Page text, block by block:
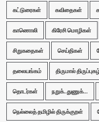
கட்டுரைகள் கவிதைகள்
காணொலி கிரேசி மொழிகள்
சிறுகதைகள் செய்திகள்
தலையங்கம் திருமால்
தொடர்கள் நறுக்..துணுக்...
நெல்லைத் தமிழில் திருக்குறள்